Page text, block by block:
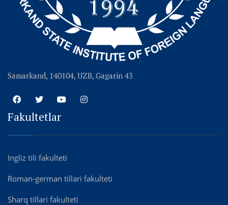
Samarkand, 140104, UZB, Gagarin 43
Fakultetlar
Ingliz tili fakulteti
Roman-german tillari fakulteti
Sharq tillari fakulteti